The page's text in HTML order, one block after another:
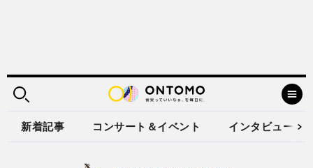
新着記事 コンサート＆イベント インタビュー